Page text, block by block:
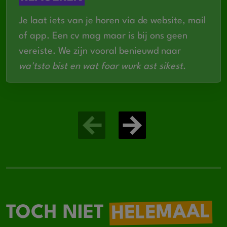
Je laat iets van je horen via de website, mail
of app. Een cv mag maar is bij ons geen
vereiste. We zijn vooral benieuwd naar
wa'tsto bist en wat foar wurk ast sikest.
TOCH NIETHELEMAAL